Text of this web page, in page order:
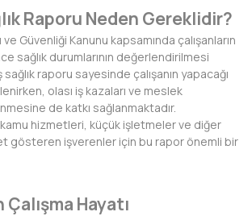
Raporu Neden Gereklidir?
ve Güvenliği Kanunu kapsamında çalışanların
sağlık durumlarının değerlendirilmesi
raporu sayesinde çalışanın yapacağı
olası iş kazaları ve meslek
de katkı sağlanmaktadır.
kamu hizmetleri, küçük işletmeler ve diğer
gösteren işverenler için bu rapor önemli bir
Hayatı